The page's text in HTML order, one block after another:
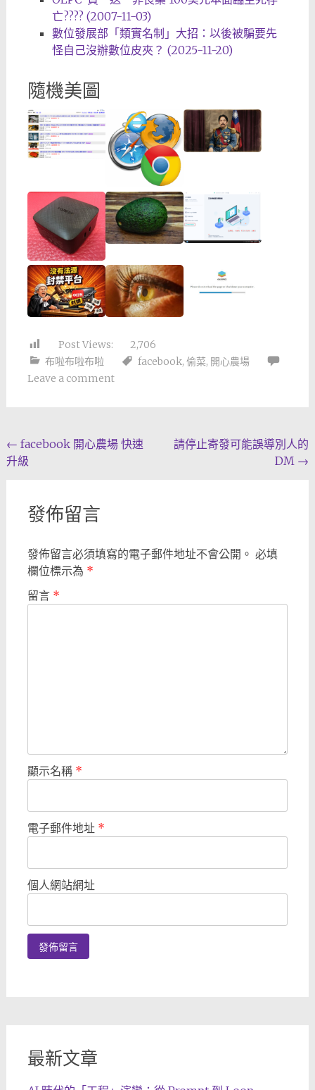
亡???? (2007-11-03)
數位發展部「類實名制」大招：以後被騙要先
怪自己沒辦數位皮夾？ (2025-11-20)
隨機美圖
Post Views:
2,706
布啦布啦布啦
facebook, 偷菜, 開心農場
Leave a comment
Post
navigation
← facebook 開心農場 快速
升級
請停止寄發可能誤導別人的
DM →
發佈留言
發佈留言必須填寫的電子郵件地址不會公開。 必填
欄位標示為 *
留言 *
顯示名稱 *
電子郵件地址 *
個人網站網址
最新文章